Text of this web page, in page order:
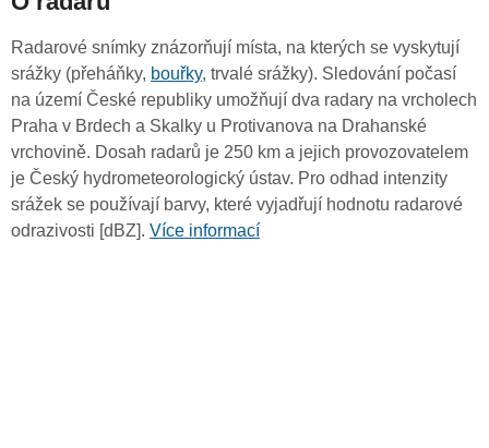
Radarové snímky znázorňují místa, na kterých se vyskytují
srážky (přeháňky, bouřky, trvalé srážky). Sledování počasí
na území České republiky umožňují dva radary na vrcholech
Praha v Brdech a Skalky u Protivanova na Drahanské
vrchovině. Dosah radarů je 250 km a jejich provozovatelem
je Český hydrometeorologický ústav. Pro odhad intenzity
srážek se používají barvy, které vyjadřují hodnotu radarové
odrazivosti [dBZ]. Více informací